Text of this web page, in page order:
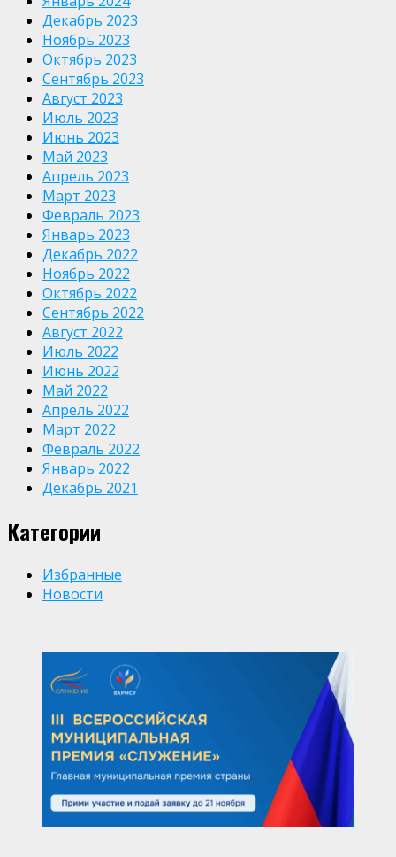
Декабрь 2023
Ноябрь 2023
Октябрь 2023
Сентябрь 2023
Август 2023
Июль 2023
Июнь 2023
Май 2023
Апрель 2023
Март 2023
Февраль 2023
Январь 2023
Декабрь 2022
Ноябрь 2022
Октябрь 2022
Сентябрь 2022
Август 2022
Июль 2022
Июнь 2022
Май 2022
Апрель 2022
Март 2022
Февраль 2022
Январь 2022
Декабрь 2021
Категории
Избранные
Новости